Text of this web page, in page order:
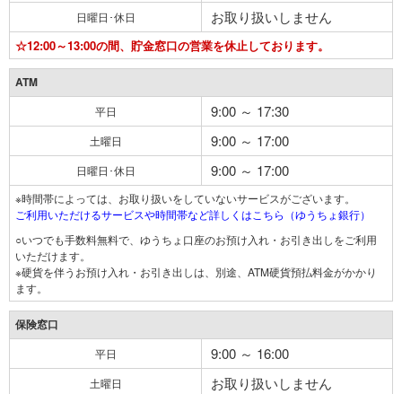
日曜日･休日 お取り扱いしません
☆12:00～13:00の間、貯金窓口の営業を休止しております。
ATM
平日 9:00 ～ 17:30
土曜日 9:00 ～ 17:00
日曜日･休日 9:00 ～ 17:00
※時間帯によっては、お取り扱いをしていないサービスがございます。
ご利用いただけるサービスや時間帯など詳しくはこちら（ゆうちょ銀行）
○いつでも手数料無料で、ゆうちょ口座のお預け入れ・お引き出しをご利用
いただけます。
※硬貨を伴うお預け入れ・お引き出しは、別途、ATM硬貨預払料金がかかり
ます。
保険窓口
平日 9:00 ～ 16:00
土曜日 お取り扱いしません